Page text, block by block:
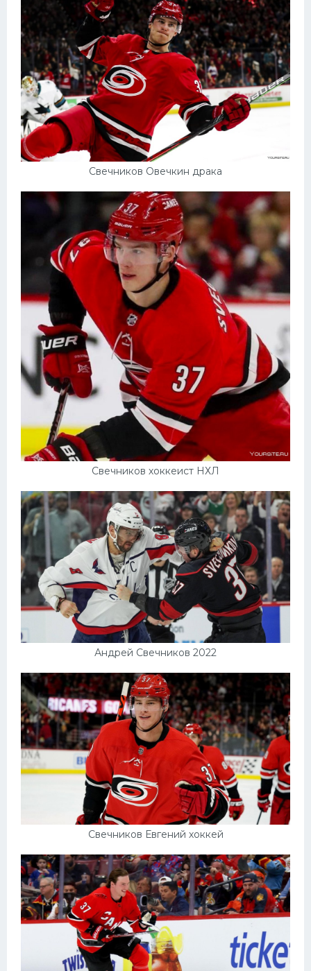
Свечников Овечкин драка
Свечников хоккеист НХЛ
Андрей Свечников 2022
Свечников Евгений хоккей